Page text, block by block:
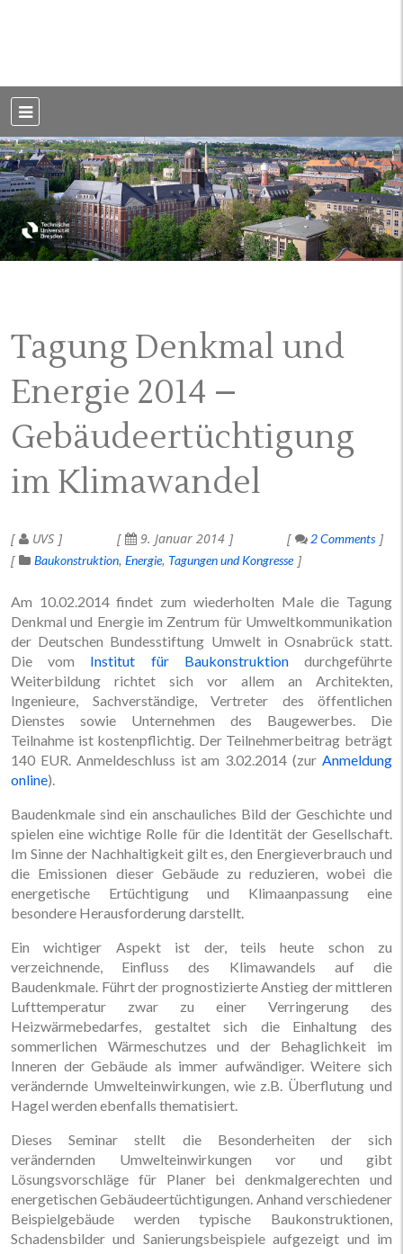
Dresden
Tagung Denkmal und
Energie 2014 –
Gebäudeertüchtigung
im Klimawandel
UVS 9. Januar 2014
2 Comments
Baukonstruktion Energie Tagungen und Kongresse
Am 10.02.2014 findet zum wiederholten Male die Tagung
Denkmal und Energie im Zentrum für Umweltkommunikation
der Deutschen Bundesstiftung Umwelt in Osnabrück statt.
Die vom Institut für Baukonstruktiondurchgeführte
Weiterbildung richtet sich vor allem an Architekten,
Ingenieure, Sachverständige, Vertreter des öffentlichen
Dienstes sowie Unternehmen des Baugewerbes. Die
Teilnahme ist kostenpflichtig. Der Teilnehmerbeitrag beträgt
140 EUR. Anmeldeschluss ist am 3.02.2014 (zur Anmeldung
online).
Baudenkmale sind ein anschauliches Bild der Geschichte und
spielen eine wichtige Rolle für die Identität der Gesellschaft.
Im Sinne der Nachhaltigkeit gilt es, den Energieverbrauch und
die Emissionen dieser Gebäude zu reduzieren, wobei die
energetische Ertüchtigung und Klimaanpassung eine
besondere Herausforderung darstellt.
Ein wichtiger Aspekt ist der, teils heute schon zu
verzeichnende, Einfluss des Klimawandels auf die
Baudenkmale. Führt der prognostizierte Anstieg der mittleren
Lufttemperatur zwar zu einer Verringerung des
Heizwärmebedarfes, gestaltet sich die Einhaltung des
sommerlichen Wärmeschutzes und der Behaglichkeit im
Inneren der Gebäude als immer aufwändiger. Weitere sich
verändernde Umwelteinwirkungen, wie z.B. Überflutung und
Hagel werden ebenfalls thematisiert.
Dieses Seminar stellt die Besonderheiten der sich
verändernden Umwelteinwirkungen vor und gibt
Lösungsvorschläge für Planer bei denkmalgerechten und
energetischen Gebäudeertüchtigungen. Anhand verschiedener
Beispielgebäude werden typische Baukonstruktionen,
Schadensbilder und Sanierungsbeispiele aufgezeigt und im